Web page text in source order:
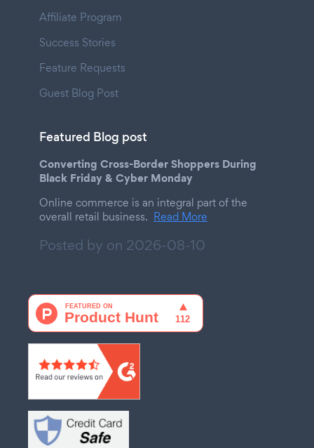
Affiliate Program
Success Stories
Feature Requests
Guest Blog Post
Featured Blog post
Converting Cross-Border Shoppers During
Black Friday & Cyber Monday
Online commerce is an integral part of the
overall retail business. Read More
Posted by on 2026-08-10